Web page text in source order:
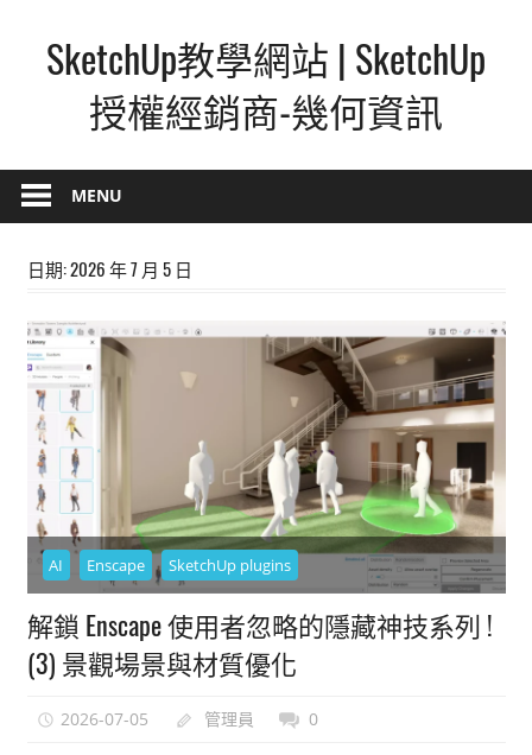
contentSketchUp教學網站 | SketchUp
授權經銷商-幾何資訊
–
最
覺
設
計
方
式,
人
人
都
能
上
手
的
3D
軟
MENU
日期:2026 年 7 月 5 日
AI Enscape SketchUp plugins
解鎖 Enscape 使用者忽略的隱藏神技系列 !
(3) 景觀場景與材質優化
2026-07-05 管理員 0